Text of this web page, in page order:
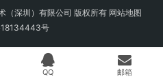
深圳）有限公司 版权所有 网站地图
号
QQ 邮箱